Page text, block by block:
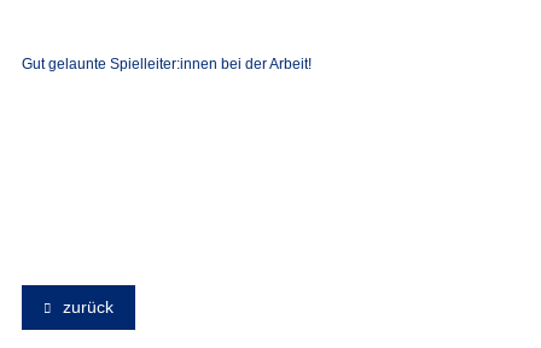
Gut gelaunte Spielleiter:innen bei der Arbeit!
zurück